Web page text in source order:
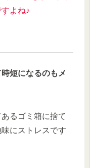
よね♪
短になるのもメ
るゴミ箱に捨て
にストレスです